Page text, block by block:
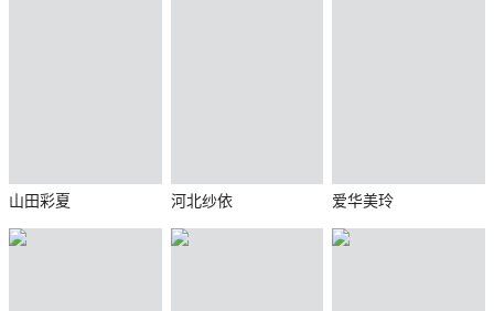
山田彩夏 河北纱依 爱华美玲